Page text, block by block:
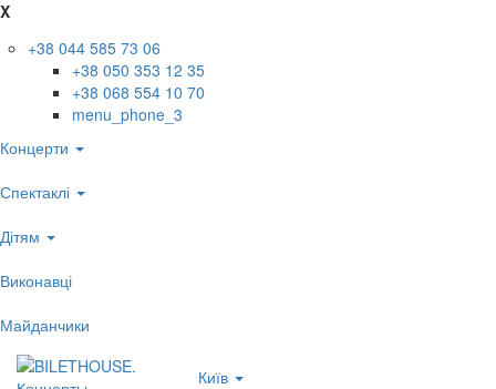
X
+38 044 585 73 06
+38 050 353 12 35
+38 068 554 10 70
menu_phone_3
Концерти
Спектаклі
Дітям
Виконавці
Майданчики
Київ